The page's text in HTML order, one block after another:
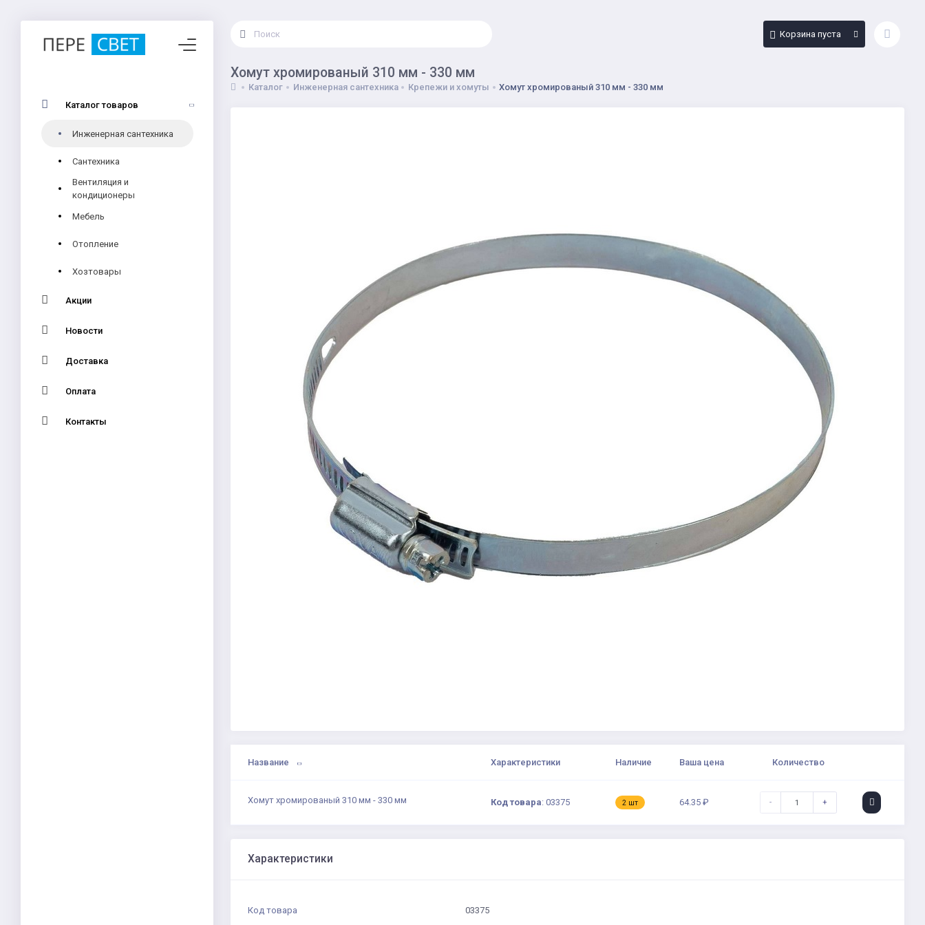
Каталог товаров
Инженерная сантехника
Сантехника
Вентиляция и
кондиционеры
Мебель
Отопление
Хозтовары
Акции
Новости
Доставка
Оплата
Контакты
Корзина пуста
Хомут хромированый 310 мм - 330 мм
Каталог Инженерная сантехника Крепежи и хомуты Хомут хромированый 310 мм - 330 мм
Название Характеристики Наличие Ваша цена Количество
Хомут хромированый 310 мм - 330 мм Код товара: 03375 2 шт 64.35 ₽ - +
Характеристики
Код товара 03375